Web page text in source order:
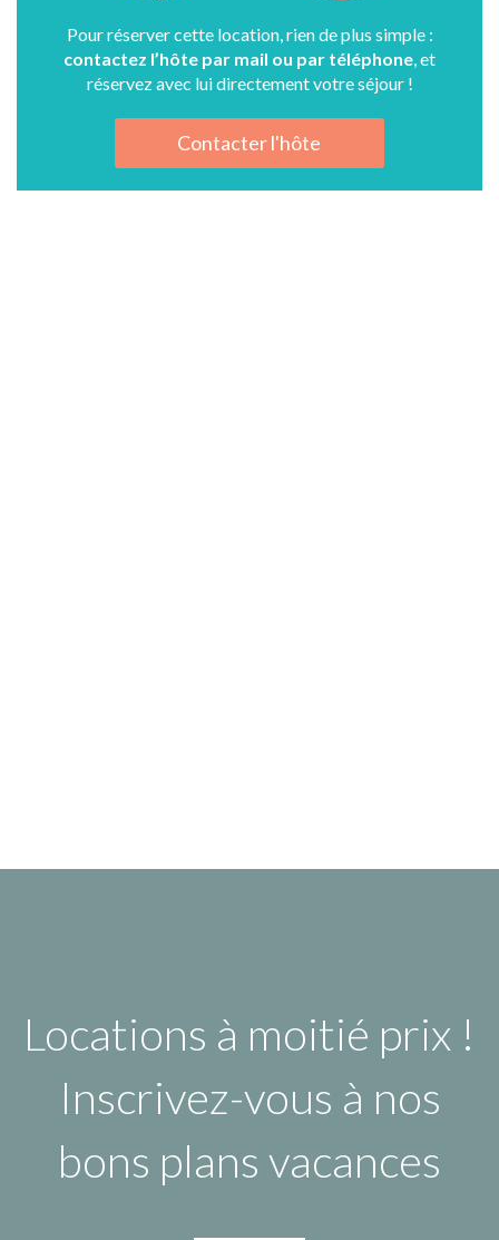
Pour réserver cette location, rien de plus simple :
contactez l’hôte par mail ou par téléphone, et
réservez avec lui directement votre séjour !
Contacter l'hôte
Locations à moitié prix !
Inscrivez-vous à nos
bons plans vacances